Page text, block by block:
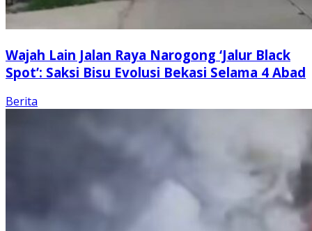
Wajah Lain Jalan Raya Narogong ‘Jalur Black
Spot’: Saksi Bisu Evolusi Bekasi Selama 4 Abad
Berita